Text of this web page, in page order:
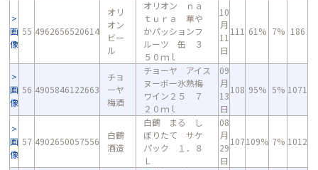
画
像
55 4962656520614
オリ
オン
ビー
ル
オリオン ｎａ
ｔｕｒａ 華や
かパッションフ
ルーツ 缶 ３
５０ｍｌ
10
月
11
日
111 61% 7% 186
画
像
56 4905846122663
チョ
ーヤ
梅酒
チョーヤ アイス
ヌーボー氷熟梅
ワイン２５ ７
２０ｍｌ
09
月
13
日
108 95% 5% 1071
画
像
57 4902650057556
白鶴
酒造
白鶴 まる し
ぼりたて サケ
パック １．８
Ｌ
08
月
29
日
107109% 7% 1012